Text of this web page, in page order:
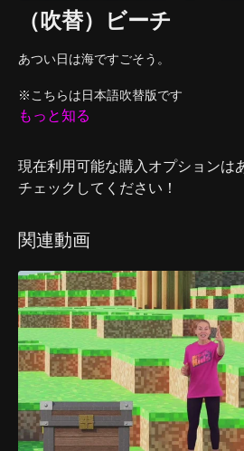
（吹替）ビーチ
あつい日は海ですごそう。
※こちらは日本語吹替版です
もっと知る
現在利用可能な購入オプションは
チェックしてください！
関連動画